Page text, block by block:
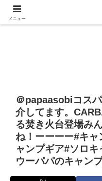
＠papaasobiコス
介してます。
る焚き火台登場み
ね！ーーーー#キ
ャンプギア#ソロ
ウーパパのキャン
メニュー